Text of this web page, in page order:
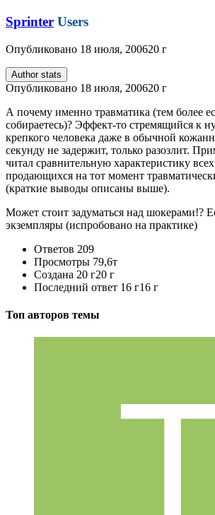
Sprinter Users
Опубликовано 18 июля, 200620 г
Author stats
Опубликовано 18 июля, 200620 г
А почему именно травматика (тем более
собираетесь)? Эффект-то стремящийся к
крепкого человека даже в обычной
секунду не задержит, только разозлит.
читал сравнительную характеристику
продающихся на тот момент
(краткие выводы описаны выше).
Может стоит задуматься над шокерами!?
экземпляры (испробовано на практике)
Ответов 209
Просмотры 79,6т
Создана 20 г20 г
Последний ответ 16 г16 г
Топ авторов темы